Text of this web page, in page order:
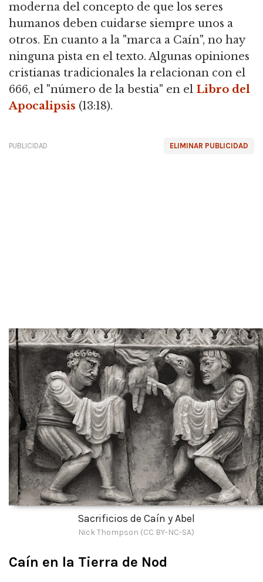
moderna del concepto de que los seres
humanos deben cuidarse siempre unos a
otros. En cuanto a la "marca a Caín", no hay
ninguna pista en el texto. Algunas opiniones
cristianas tradicionales la relacionan con el
666, el "número de la bestia" en el Libro del
Apocalipsis (13:18).
ELIMINAR PUBLICIDAD
PUBLICIDAD
Sacrificios de Caín y Abel
Nick Thompson (CC BY-NC-SA)
Caín en la Tierra de Nod